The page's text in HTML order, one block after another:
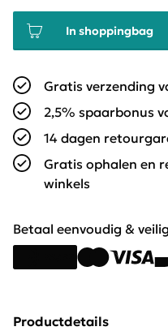
In shoppingbag
Gratis verzending
2,5% spaarbonus
14 dagen
Gratis ophalen en
winkels
Betaal eenvoudig &
Productdetails